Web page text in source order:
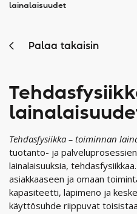
lainalaisuudet
Palaa takaisin
Tehdasfysiikka – toiminnan
tuotanto- ja
lainalaisuuksia,
asiakkaaseen ja omaan
kapasiteetti, läpimeno ja
käyttösuhde riippuvat